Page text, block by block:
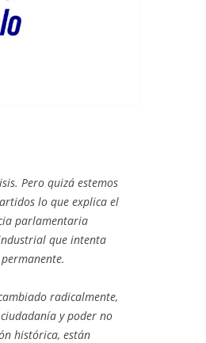
Pero quizá estemos
lo que explica el
parlamentaria
que intenta
radicalmente,
y poder no
histórica, están